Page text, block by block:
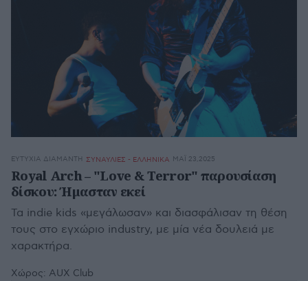
ΕΥΤΥΧΊΑ ΔΙΑΜΑΝΤΉ ΣΥΝΑΥΛΙΕΣ - ΕΛΛΗΝΙΚΑ ΜΆΙ 23,2025
Royal Arch – "Love & Terror" παρουσίαση
δίσκου: Ήμασταν εκεί
Τα indie kids «μεγάλωσαν» και διασφάλισαν τη θέση
τους στο εγχώριο industry, με μία νέα δουλειά με
χαρακτήρα.
Χώρος: AUX Club